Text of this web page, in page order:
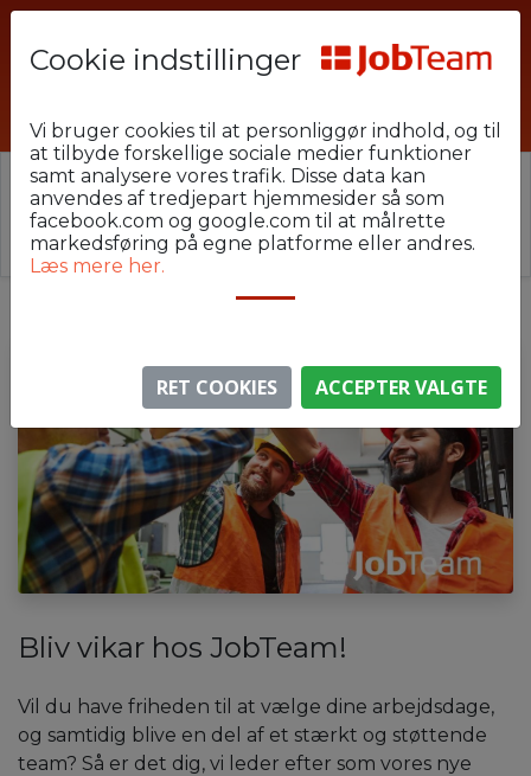
⚠️ Denne jobannonce er udløbet.
Stillingen er ikke længere aktiv, men du kan
lignende annoncer her.
Bliv vikar hos JobTeam!
Vil du have friheden til at vælge dine arbejdsdage,
og samtidig blive en del af et stærkt og støttende
team? Så er det dig, vi leder efter som vores nye
Cookie indstillinger
Vi bruger cookies til at personliggør indhold, og til
at tilbyde forskellige sociale medier funktioner
samt analysere vores trafik. Disse data kan
anvendes af tredjepart hjemmesider så som
facebook.com og google.com til at målrette
markedsføring på egne platforme eller andres.
Læs mere her.
RET COOKIES ACCEPTER VALGTE